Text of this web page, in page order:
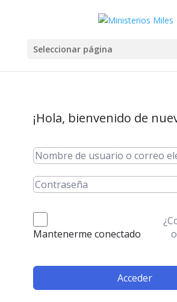
Seleccionar página
¡Hola, bienvenido de
Mantenerme conectado
Acceder